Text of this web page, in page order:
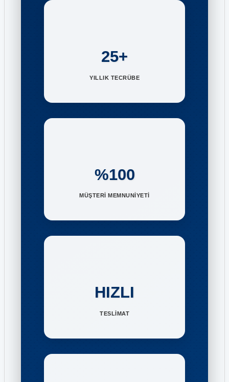
25+
YILLIK TECRÜBE
%100
MÜŞTERİ MEMNUNİYETİ
HIZLI
TESLİMAT